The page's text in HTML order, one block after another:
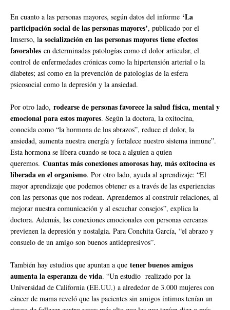
En cuanto a las personas mayores, según datos del informe ‘La
participación social de las personas mayores’, publicado por el
Imserso, la socialización en las personas mayores tiene efectos
favorables en determinadas patologías como el dolor articular, el
control de enfermedades crónicas como la hipertensión arterial o la
diabetes; así como en la prevención de patologías de la esfera
psicosocial como la depresión y la ansiedad.
Por otro lado, rodearse de personas favorece la salud física, mental y
emocional para estos mayores. Según la doctora, la oxitocina,
conocida como “la hormona de los abrazos”, reduce el dolor, la
ansiedad, aumenta nuestra energía y fortalece nuestro sistema inmune”.
Esta hormona se libera cuando se toca a alguien a quien
queremos. Cuantas más conexiones amorosas hay, más oxitocina es
liberada en el organismo. Por otro lado, ayuda al aprendizaje: “El
mayor aprendizaje que podemos obtener es a través de las experiencias
con las personas que nos rodean. Aprendemos al construir relaciones, al
mejorar nuestra comunicación y al escuchar consejos”, explica la
doctora. Además, las conexiones emocionales con personas cercanas
previenen la depresión y nostalgia. Para Conchita García, “el abrazo y
consuelo de un amigo son buenos antidepresivos”.
También hay estudios que apuntan a que tener buenos amigos
aumenta la esperanza de vida. “Un estudio realizado por la
Universidad de California (EE.UU.) a alrededor de 3.000 mujeres con
cáncer de mama reveló que las pacientes sin amigos íntimos tenían un